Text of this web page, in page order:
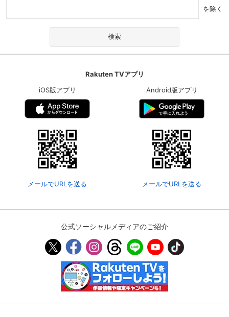
を除く
Rakuten TVアプリ
iOS版アプリ
メールでURLを送る
Android版アプリ
メールでURLを送る
公式ソーシャルメディアのご紹介